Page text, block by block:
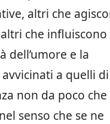
altri che
che influiscono
dell’umore e la
a quelli di
non da poco che
senso che se ne